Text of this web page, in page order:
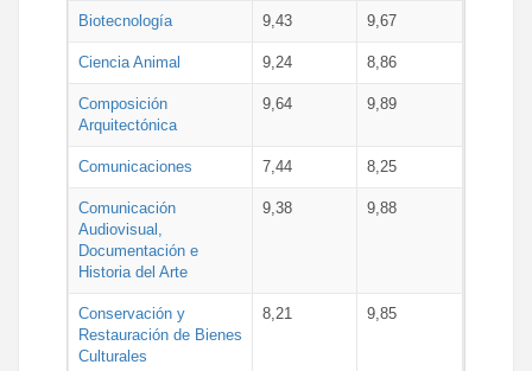
Biotecnología 9,43 9,67
Ciencia Animal 9,24 8,86
Composición
Arquitectónica
9,64 9,89
Comunicaciones 7,44 8,25
Comunicación
Audiovisual,
Documentación e
Historia del Arte
9,38 9,88
Conservación y
Restauración de Bienes
Culturales
8,21 9,85